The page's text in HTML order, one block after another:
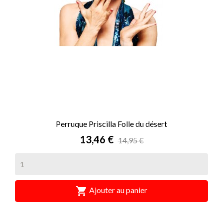
Perruque Priscilla Folle du désert
Prix
13,46 € 14,95 €
 Ajouter au panier